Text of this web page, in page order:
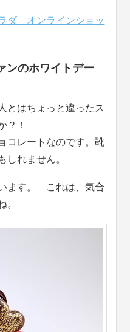
ダ オンラインショッ
ンのホワイトデー
とはちょっと違ったス
？！
コレートなのです。靴
しれません。
ます。 これは、気合
。